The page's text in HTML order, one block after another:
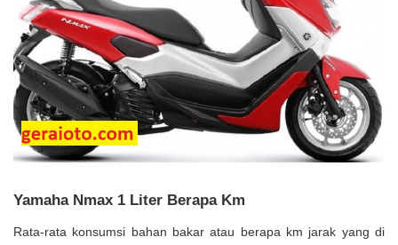
Yamaha Nmax 1 Liter Berapa Km
Rata-rata konsumsi bahan bakar atau berapa km jarak yang di